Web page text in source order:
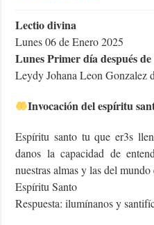
Lectio divina
Lunes 06 de Enero 2025
Lunes Primer día después
Leydy Johana Leon Gonzalez
Invocación del espíritu
Espíritu santo tu que er3s
danos la capacidad de
nuestras almas y las del mundo
Espíritu Santo
Respuesta: ilumínanos y